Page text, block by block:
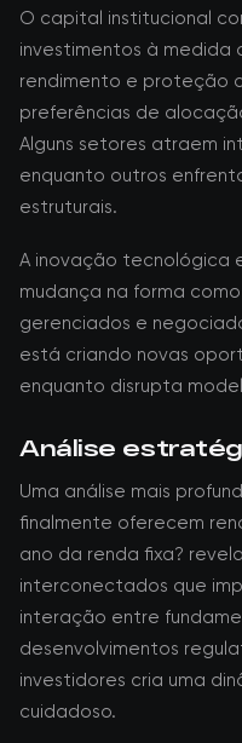
O capital institucional
investimentos à medida
rendimento e proteção
preferências de
Alguns setores atraem
enquanto outros
estruturais.
A inovação tecnológica
mudança na forma
gerenciados e
está criando novas
enquanto disrupta
Análise
Uma análise mais
finalmente oferecem
ano da renda fixa?
interconectados que
interação entre
desenvolvimentos
investidores cria uma
cuidadoso.